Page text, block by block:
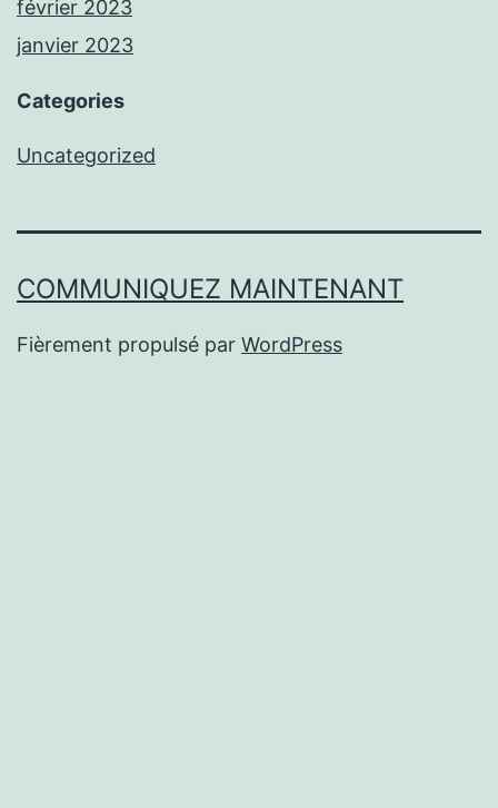
février 2023
janvier 2023
Categories
Uncategorized
COMMUNIQUEZ MAINTENANT
Fièrement propulsé par WordPress